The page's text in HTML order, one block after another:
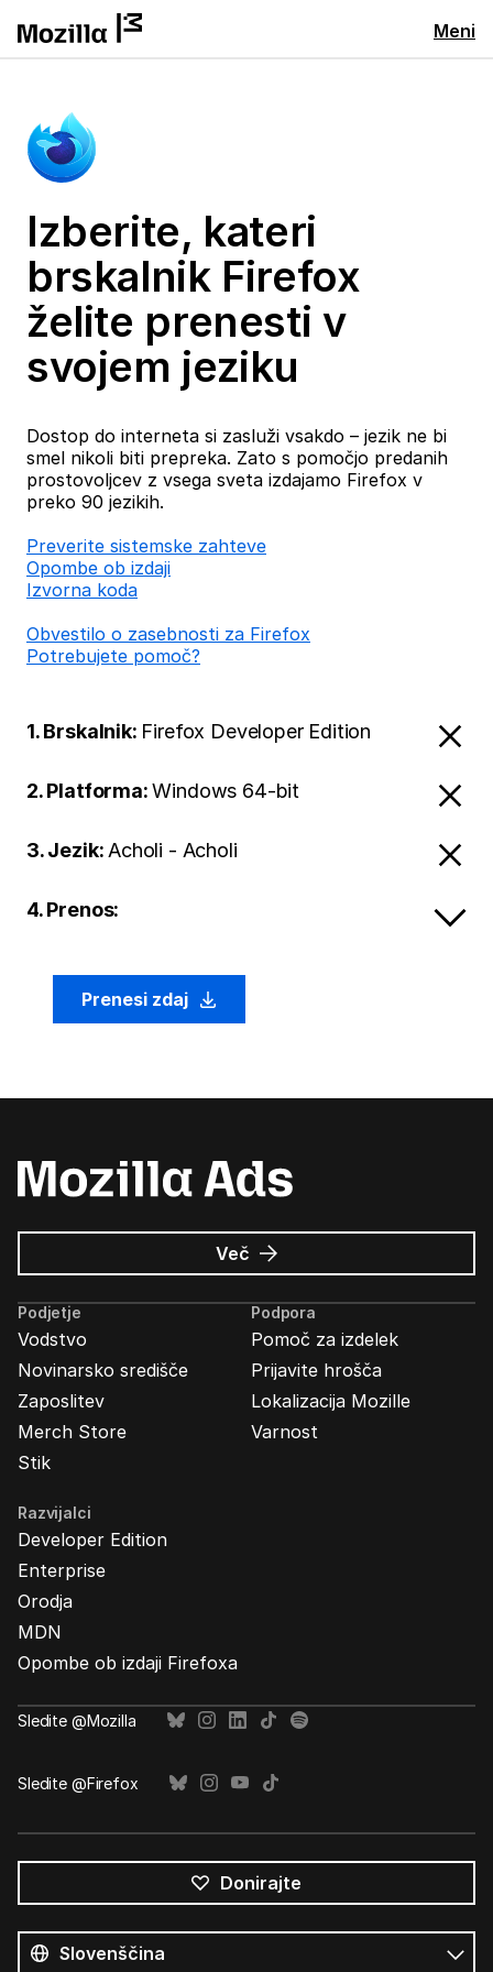
Meni
Izberite, kateri
brskalnik Firefox
želite prenesti v
svojem jeziku
Dostop do interneta si zasluži vsakdo – jezik ne bi
smel nikoli biti prepreka. Zato s pomočjo predanih
prostovoljcev z vsega sveta izdajamo Firefox v
preko 90 jezikih.
Preverite sistemske zahteve
Opombe ob izdaji
Izvorna koda
Obvestilo o zasebnosti za Firefox
Potrebujete pomoč?
1. Brskalnik: Firefox Developer Edition
2. Platforma:Windows 64-bit
3. Jezik: Acholi - Acholi
4. Prenos:
Prenesi zdaj
Več o
Oglasi
Mozilla
Podjetje
Vodstvo
Novinarsko središče
Zaposlitev
Merch Store
Stik
Podpora
Pomoč za izdelek
Prijavite hrošča
Lokalizacija Mozille
Varnost
Razvijalci
Developer Edition
Enterprise
Orodja
MDN
Opombe ob izdaji Firefoxa
Sledite @Mozilla
Sledite @Firefox
Donirajte
jeziki
Jezik